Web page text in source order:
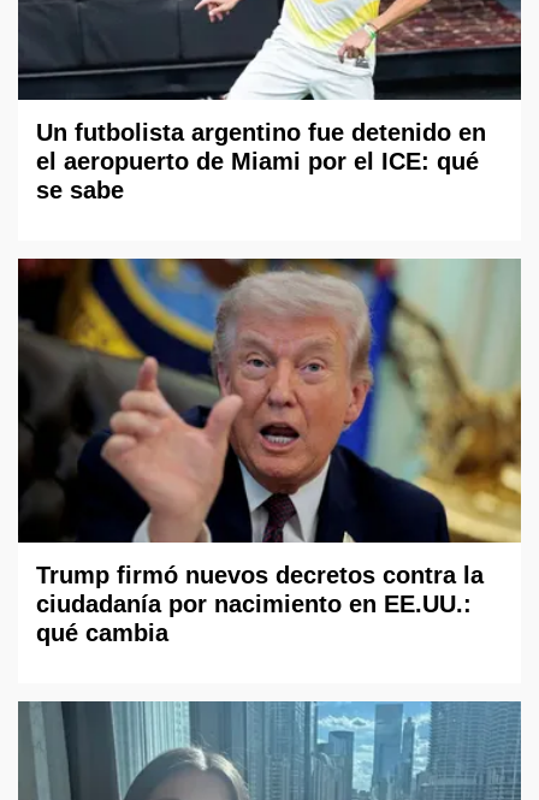
Un futbolista argentino fue detenido en
el aeropuerto de Miami por el ICE: qué
se sabe
Trump firmó nuevos decretos contra la
ciudadanía por nacimiento en EE.UU.:
qué cambia